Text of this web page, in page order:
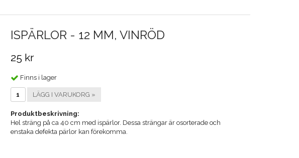
ISPÄRLOR - 12 MM, VINRÖD
25 kr
Finns i lager
LÄGG I VARUKORG »
Produktbeskrivning:
Hel sträng på ca 40 cm med ispärlor. Dessa strängar är osorterade och
enstaka defekta pärlor kan förekomma.